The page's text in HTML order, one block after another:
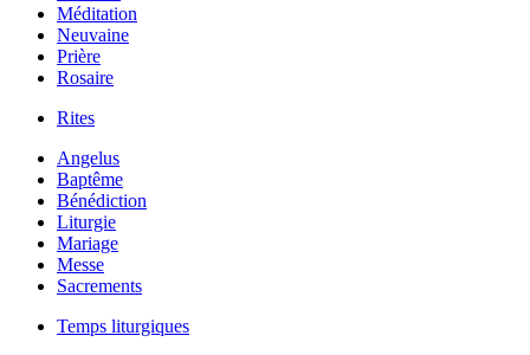
Méditation
Neuvaine
Prière
Rosaire
Rites
Angelus
Baptême
Bénédiction
Liturgie
Mariage
Messe
Sacrements
Temps liturgiques